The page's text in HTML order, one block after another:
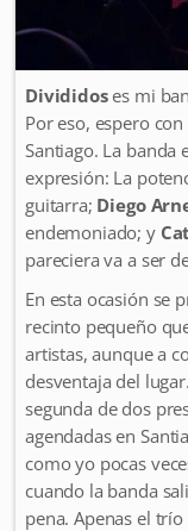
Divididoses mi
Por eso, espero
Santiago. La banda
expresión: La
guitarra; Diego
endemoniado; y
pareciera va a ser
En esta ocasión se
recinto pequeño
artistas, aunque a
desventaja del
segunda de dos
agendadas en
como yo pocas
cuando la banda
pena. Apenas el trío